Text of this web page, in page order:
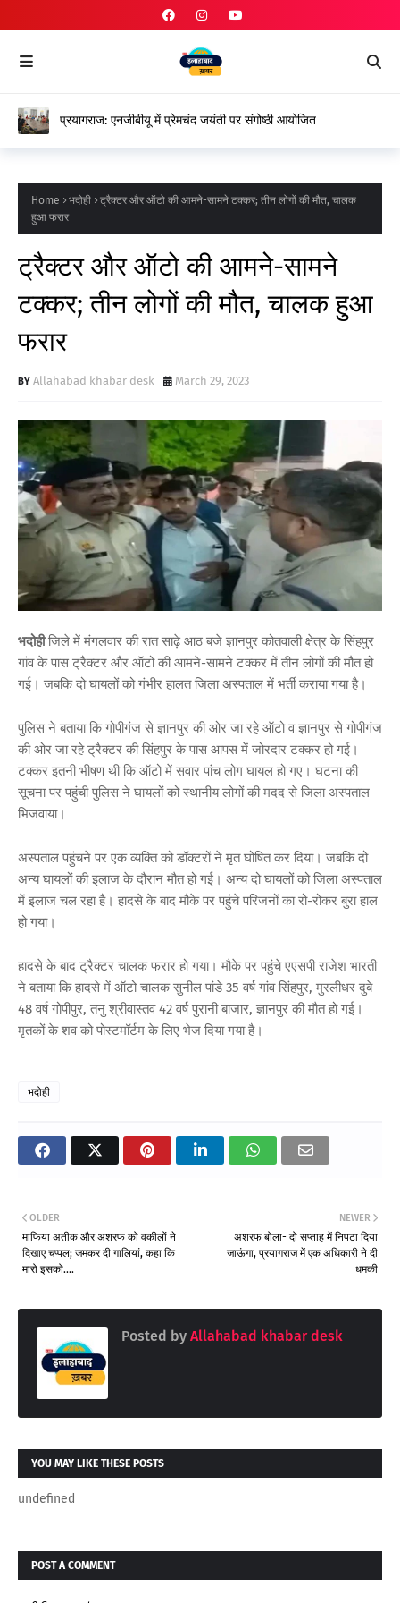
प्रयागराज: एनजीबीयू में प्रेमचंद जयंती पर संगोष्ठी आयोजित
Home भदोही
ट्रैक्टर और ऑटो की आमने-सामने टक्कर; तीन लोगों की मौत, चालक
हुआ फरार
ट्रैक्टर और ऑटो की आमने-सामने
टक्कर; तीन लोगों की मौत, चालक हुआ
फरार
Allahabad khabar desk March 29, 2023
भदोहीजिले में मंगलवार की रात साढ़े आठ बजे ज्ञानपुर कोतवाली क्षेत्र के सिंहपुर
गांव के पास ट्रैक्टर और ऑटो की आमने-सामने टक्कर में तीन लोगों की मौत हो
गई। जबकि दो घायलों को गंभीर हालत जिला अस्पताल में भर्ती कराया गया है।
पुलिस ने बताया कि गोपीगंज से ज्ञानपुर की ओर जा रहे ऑटो व ज्ञानपुर से गोपीगंज
की ओर जा रहे ट्रैक्टर की सिंहपुर के पास आपस में जोरदार टक्कर हो गई।
टक्कर इतनी भीषण थी कि ऑटो में सवार पांच लोग घायल हो गए। घटना की
सूचना पर पहुंची पुलिस ने घायलों को स्थानीय लोगों की मदद से जिला अस्पताल
भिजवाया।
अस्पताल पहुंचने पर एक व्यक्ति को डॉक्टरों ने मृत घोषित कर दिया। जबकि दो
अन्य घायलों की इलाज के दौरान मौत हो गई। अन्य दो घायलों को जिला अस्पताल
में इलाज चल रहा है। हादसे के बाद मौके पर पहुंचे परिजनों का रो-रोकर बुरा हाल
हो गया।
हादसे के बाद ट्रैक्टर चालक फरार हो गया। मौके पर पहुंचे एएसपी राजेश भारती
ने बताया कि हादसे में ऑटो चालक सुनील पांडे 35 वर्ष गांव सिंहपुर, मुरलीधर दुबे
48 वर्ष गोपीपुर, तनु श्रीवास्तव 42 वर्ष पुरानी बाजार, ज्ञानपुर की मौत हो गई।
मृतकों के शव को पोस्टमॉर्टम के लिए भेज दिया गया है।
भदोही
NEWER
अशरफ बोला- दो सप्ताह में निपटा दिया
जाऊंगा, प्रयागराज में एक अधिकारी ने दी
धमकी
OLDER
माफिया अतीक और अशरफ को वकीलों ने
दिखाए चप्पल; जमकर दी गालियां, कहा कि
मारो इसको....
Posted by Allahabad khabar desk
YOU MAY LIKE THESE POSTS
undefined
POST A COMMENT